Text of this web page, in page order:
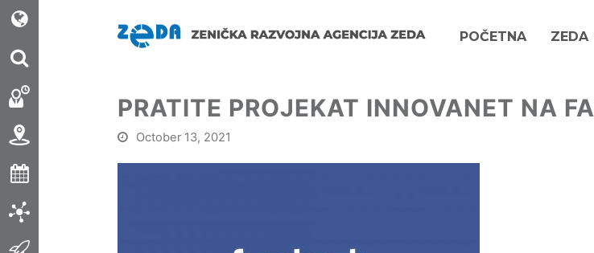
POČETNA ZEDA
PRATITE PROJEKAT INNOVANET NA
October 13, 2021